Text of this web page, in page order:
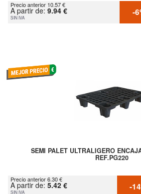
Precio anterior 10.57 €
A partir de: 9.94 €
SIN IVA -
SEMI PALET ULTRALIGERO
REF.PG220
Precio anterior 6.30 €
A partir de: 5.42 €
SIN IVA -